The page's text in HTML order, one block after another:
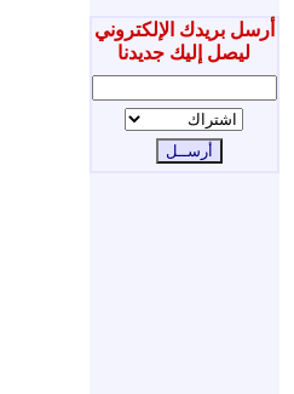
أرسل بريدك الإلكتروني
ليصل إليك جديدنا